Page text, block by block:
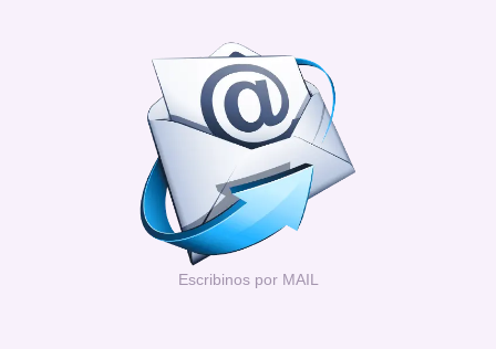
Escribinos por MAIL